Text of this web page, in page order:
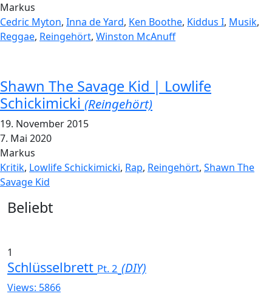
Markus
Cedric Myton, Inna de Yard, Ken Boothe, Kiddus I, Musik,
Reggae, Reingehört, Winston McAnuff
Shawn The Savage Kid | Lowlife
Schickimicki (Reingehört)
19. November 2015
7. Mai 2020
Markus
Kritik, Lowlife Schickimicki, Rap, Reingehört, Shawn The
Savage Kid
Widgets
Beliebt
1
Schlüsselbrett Pt. 2 (DIY)
Views: 5866